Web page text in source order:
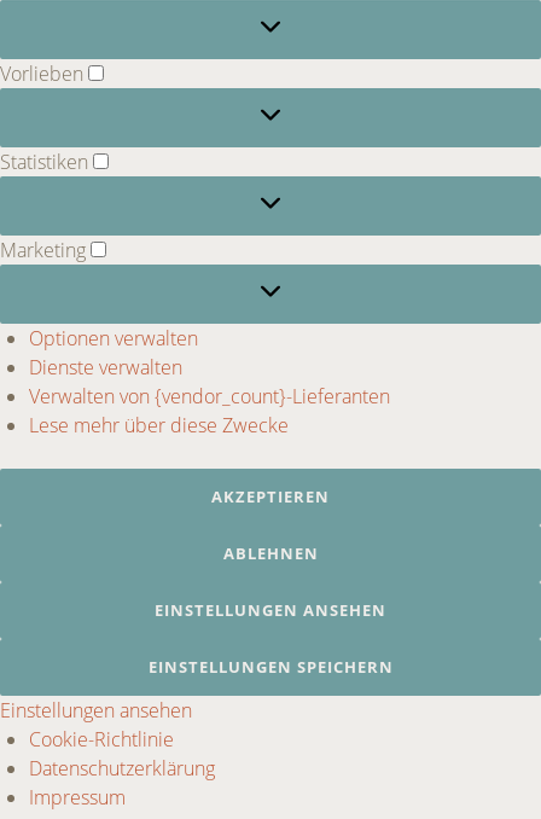
Vorlieben Vorlieben
Statistiken Statistiken
Marketing Marketing
Optionen verwalten
Dienste verwalten
Verwalten von {vendor_count}-Lieferanten
Lese mehr über diese Zwecke
AKZEPTIEREN
ABLEHNEN
EINSTELLUNGEN ANSEHEN
EINSTELLUNGEN SPEICHERN
Einstellungen ansehen
Cookie-Richtlinie
Datenschutzerklärung
Impressum